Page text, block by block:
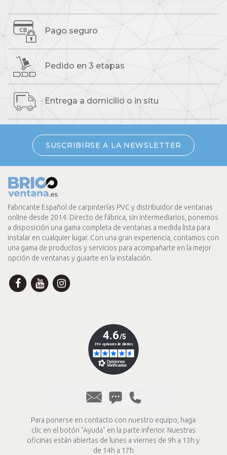
Pago seguro
Pedido en 3 etapas
Entrega a domicilio o in situ
SUSCRIBIRSE A LA NEWSLETTER
Fabricante Español de carpinterías PVC y distribuidor de ventanas
online desde 2014. Directo de fábrica, sin intermediarios, ponemos
a disposición una gama completa de ventanas a medida lista para
instalar en cualquier lugar. Con una gran experiencia, contamos con
una gama de productos y servicios para acompañarte en la mejor
opción de ventanas y guiarte en la instalación.
Para ponerse en contacto con nuestro equipo, haga
clic en el botón "Ayuda" en la parte inferior. Nuestras
oficinas están abiertas de lunes a viernes de 9h a 13h y
de 14h a 17h